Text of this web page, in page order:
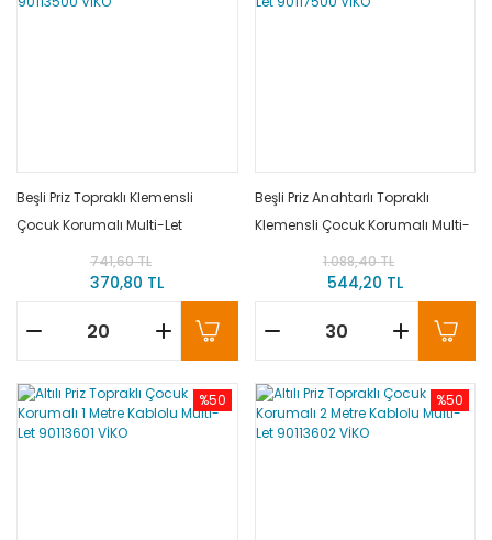
Beşli Priz Topraklı Klemensli
Çocuk Korumalı Multi-Let
90113500 VİKO741,60 TL
370,80 TL
Beşli Priz Anahtarlı Topraklı
Klemensli Çocuk Korumalı Multi-
Let 90117500 VİKO
1.088,40 TL
544,20 TL
%50 %50